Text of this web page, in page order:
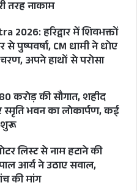
तरह नाकाम
2026: हरिद्वार में शिवभक्तों
से पुष्पवर्षा, CM धामी ने धोए
अपने हाथों से परोसा
करोड़ की सौगात, शहीद
स्मृति भवन का लोकार्पण, कई
शुरू
लिस्ट से नाम हटाने की
आर्य ने उठाए सवाल,
की मांग